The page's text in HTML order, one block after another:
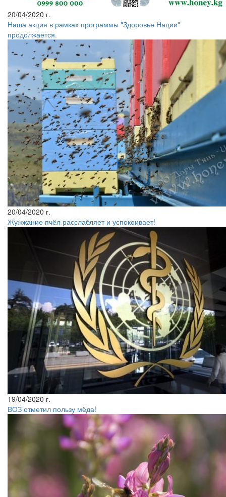
20/04/2020 г.
Наша акция в рамках программы "Здоровье Нации"
продолжается.
20/04/2020 г.
Жужжание пчёл расслабляет и успокоивает!
19/04/2020 г.
ВОЗ отметил пользу мёда!